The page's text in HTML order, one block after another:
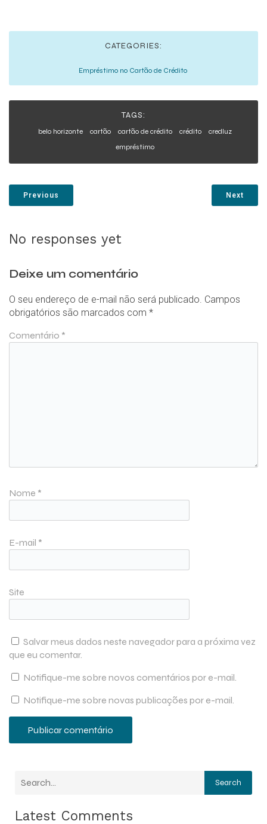
CATEGORIES:
Empréstimo no Cartão de Crédito
TAGS:
belo horizonte cartão cartão de crédito crédito
credluz
empréstimo
Previous Next
No responses yet
Deixe um comentário
O seu endereço de e-mail não será publicado. Campos
obrigatórios são marcados com *
Comentário *
Nome *
E-mail *
Site
Salvar meus dados neste navegador para a próxima vez
que eu comentar.
Notifique-me sobre novos comentários por e-mail.
Notifique-me sobre novas publicações por e-mail.
Search
Latest Comments